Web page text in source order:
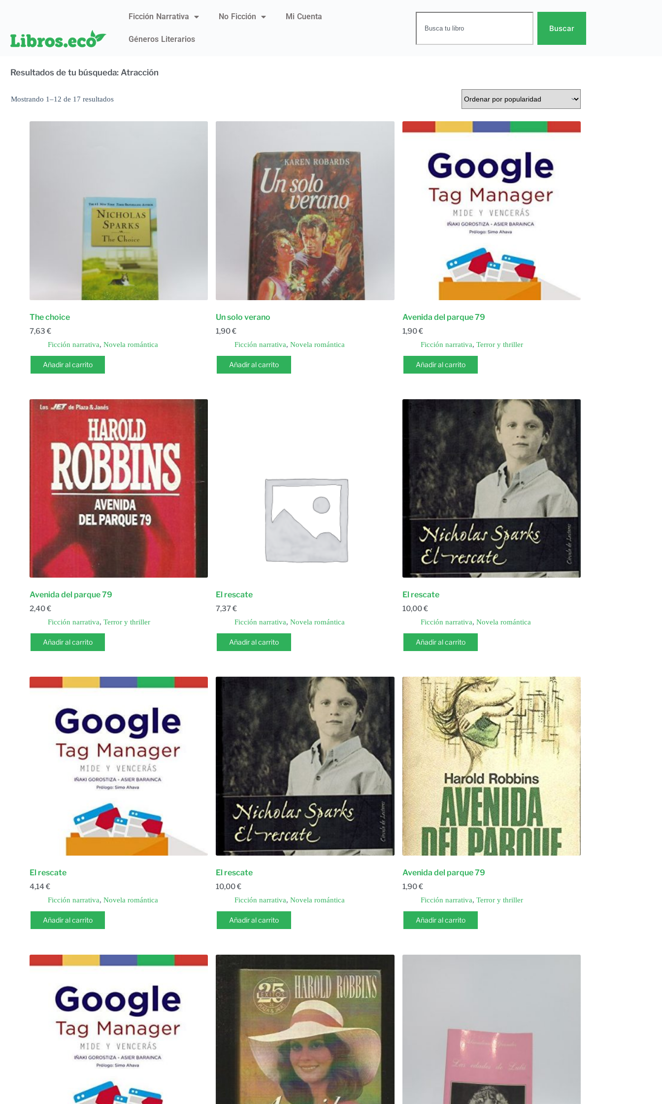
Ficción Narrativa No Ficción Mi Cuenta
Géneros Literarios
Buscar
Resultados de tu búsqueda: Atracción
Mostrando 1–12 de 17 resultados
The choice
7,63 €
Ficción narrativa, Novela romántica
Añadir al carrito
Un solo verano
1,90€
Ficción narrativa, Novela romántica
Añadir al carrito
Avenida del parque 79
1,90€
Ficción narrativa, Terror y thriller
Añadir al carrito
Avenida del parque 79
2,40€
Ficción narrativa, Terror y thriller
Añadir al carrito
El rescate
7,37€
Ficción narrativa, Novela romántica
Añadir al carrito
El rescate
10,00€
Ficción narrativa, Novela romántica
Añadir al carrito
El rescate
4,14€
Ficción narrativa, Novela romántica
Añadir al carrito
El rescate
10,00€
Ficción narrativa, Novela romántica
Añadir al carrito
Avenida del parque 79
1,90€
Ficción narrativa, Terror y thriller
Añadir al carrito